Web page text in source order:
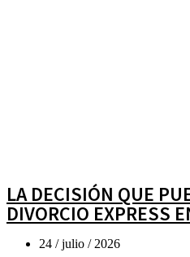
LA DECISIÓN QUE
DIVORCIO EXPRESS
24 / julio / 2026